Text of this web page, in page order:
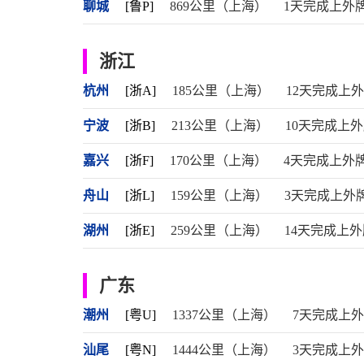
聊城 [鲁P] 869公里（上海） 1天完成上外
浙江
杭州 [浙A] 185公里（上海） 12天完成上
宁波 [浙B] 213公里（上海） 10天完成上
嘉兴 [浙F] 170公里（上海） 4天完成上外
舟山 [浙L] 159公里（上海） 3天完成上外
湖州 [浙E] 259公里（上海） 14天完成上
广东
潮州 [粤U] 1337公里（上海） 7天完成上
汕尾 [粤N] 1444公里（上海） 3天完成上